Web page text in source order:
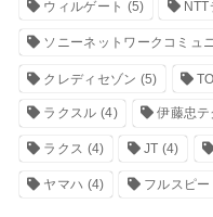
ウィルゲート (5) NTT
ソニーネットワークコミュ
クレディセゾン (5)
ラクスル (4) 伊藤忠
ラクス (4) JT (4)
ヤマハ (4) フルスピー